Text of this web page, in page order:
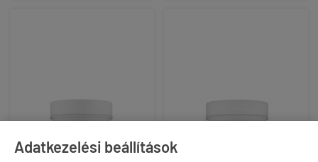
Adatkezelési beállítások